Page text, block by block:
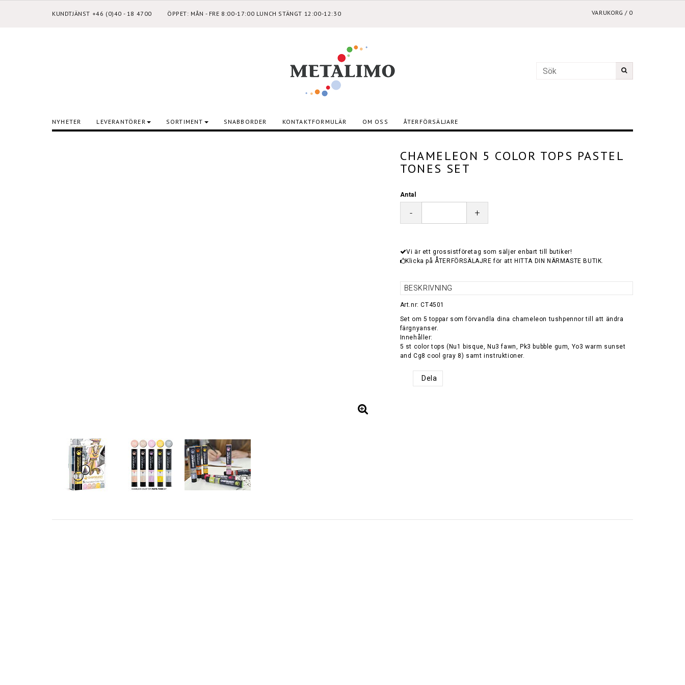
KUNDTJÄNST +46 (0)40 - 18 4700 ÖPPET: MÅN - FRE 8:00-17:00 LUNCH STÄNGT 12:00-12:30 VARUKORG / 0
NYHETER LEVERANTÖRER SORTIMENT SNABBORDER KONTAKTFORMULÄR OM OSS ÅTERFÖRSÄLJARE
CHAMELEON 5 COLOR TOPS PASTEL
TONES SET
Antal
- +
Vi är ett grossistföretag som säljer enbart till butiker!
Klicka på ÅTERFÖRSÄLAJRE för att HITTA DIN NÄRMASTE BUTIK.
BESKRIVNING
Art.nr: CT4501
Set om 5 toppar som förvandla dina chameleon tushpennor till att ändra
färgnyanser.
Innehåller:
5 st color tops (Nu1 bisque, Nu3 fawn, Pk3 bubble gum, Yo3 warm sunset
and Cg8 cool gray 8) samt instruktioner.
Dela